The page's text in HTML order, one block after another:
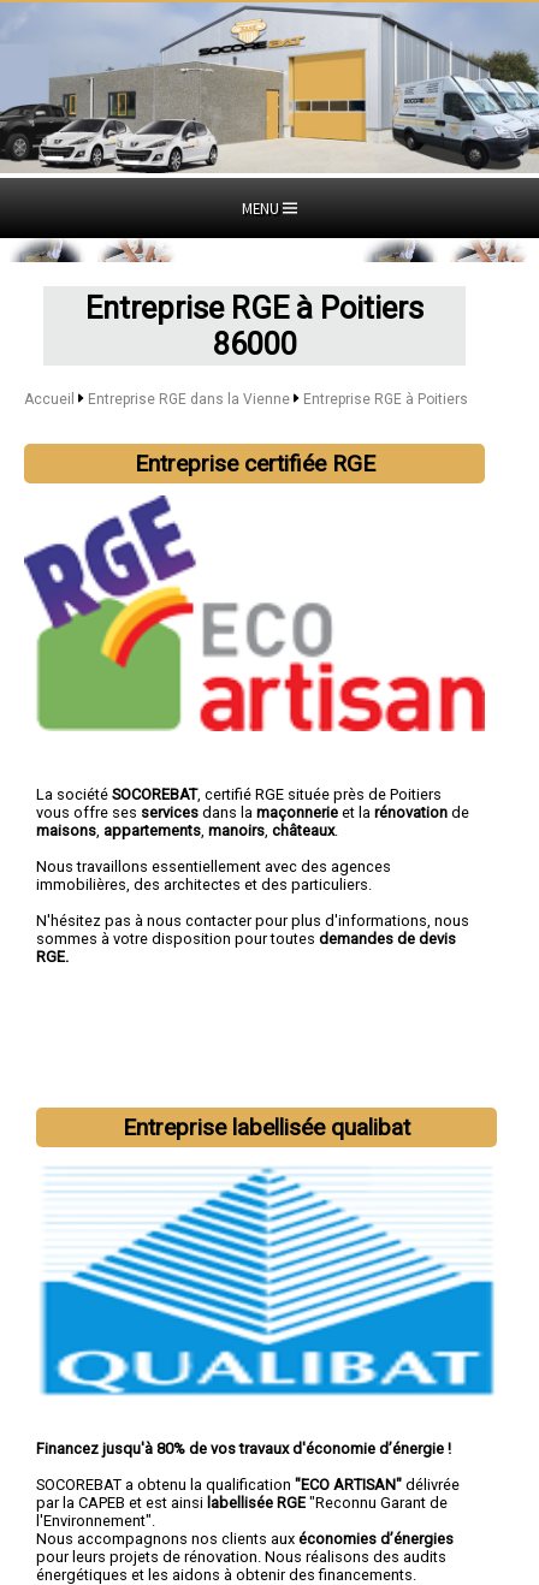
MENU
Entreprise RGE à Poitiers
86000
Accueil Entreprise RGE dans la Vienne Entreprise RGE à Poitiers
Entreprise certifiée RGE
La société SOCOREBAT, certifié RGE située près de Poitiers
vous offre ses services dans la maçonnerie et la rénovation de
maisons, appartements, manoirs, châteaux.
Nous travaillons essentiellement avec des agences
immobilières, des architectes et des particuliers.
N'hésitez pas à nous contacter pour plus d'informations, nous
sommes à votre disposition pour toutes demandes de devis
RGE.
Châtellerault,Buxerolles,Loudun,Saint-Benoît,Chauvigny,
Montmorillon,Migné-Auxances ,Jaunay-Clan, Naintré
Entreprise labellisée qualibat
Financez jusqu'à 80% de vos travaux d'économie d’énergie !
SOCOREBAT a obtenu la qualification "ECO ARTISAN" délivrée
par la CAPEB et est ainsi labellisée RGE "Reconnu Garant de
l'Environnement".
Nous accompagnons nos clients aux économies d’énergies
pour leurs projets de rénovation. Nous réalisons des audits
énergétiques et les aidons à obtenir des financements.